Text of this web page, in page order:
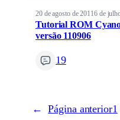
20 de agosto de 20116 de
Tutorial ROM
versão 110906
19
← Página anterior1